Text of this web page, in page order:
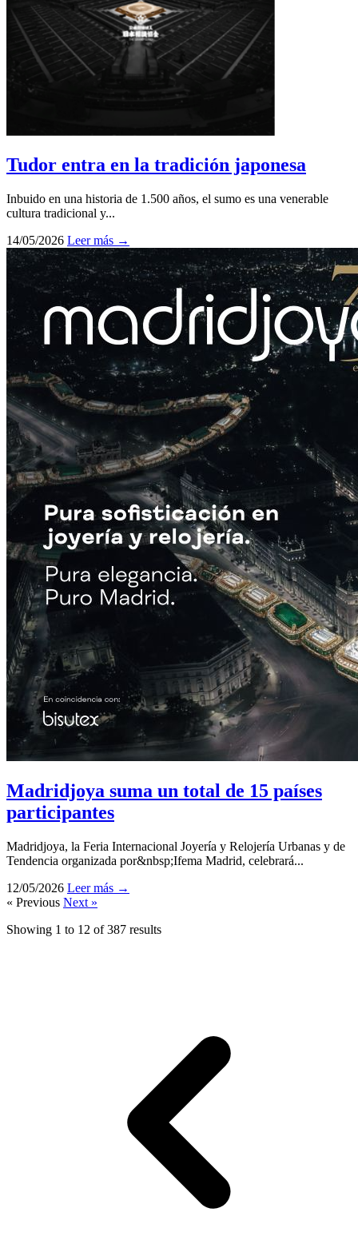
Tudor entra en la tradición japonesa
Inbuido en una historia de 1.500 años, el sumo es una venerable
cultura tradicional y...
14/05/2026 Leer más →
Madridjoya suma un total de 15 países
participantes
Madridjoya, la Feria Internacional Joyería y Relojería Urbanas y de
Tendencia organizada por&nbsp;Ifema Madrid, celebrará...
12/05/2026 Leer más →
« Previous Next »
Showing 1 to 12 of387 results